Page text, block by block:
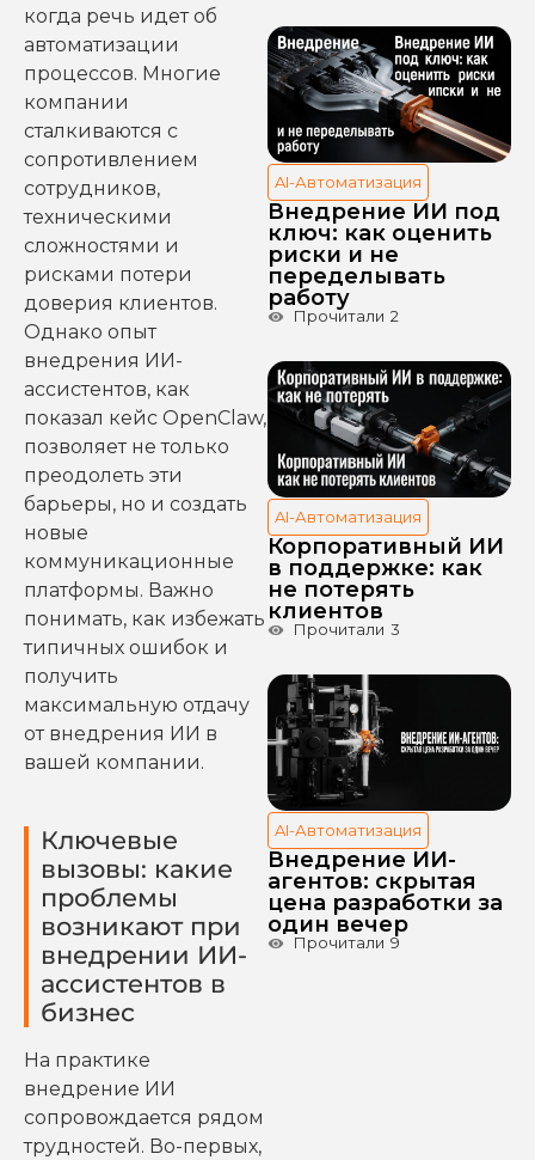
когда речь идет об
автоматизации
процессов. Многие
компании
сталкиваются с
сопротивлением
сотрудников,
техническими
сложностями и
рисками потери
доверия клиентов.
Однако опыт
внедрения ИИ-
ассистентов, как
показал кейс OpenClaw,
позволяет не только
преодолеть эти
барьеры, но и создать
новые
коммуникационные
платформы. Важно
понимать, как избежать
типичных ошибок и
получить
максимальную отдачу
от внедрения ИИ в
вашей компании.
Ключевые
вызовы: какие
проблемы
возникают при
внедрении ИИ-
ассистентов в
бизнес
На практике
внедрение ИИ
сопровождается рядом
трудностей. Во-первых,
AI-Автоматизация
Внедрение ИИ под
ключ: как оценить
риски и не
переделывать
работу
Прочитали 2
AI-Автоматизация
Корпоративный ИИ
в поддержке: как
не потерять
клиентов
Прочитали 3
AI-Автоматизация
Внедрение ИИ-
агентов: скрытая
цена разработки за
один вечер
Прочитали 9